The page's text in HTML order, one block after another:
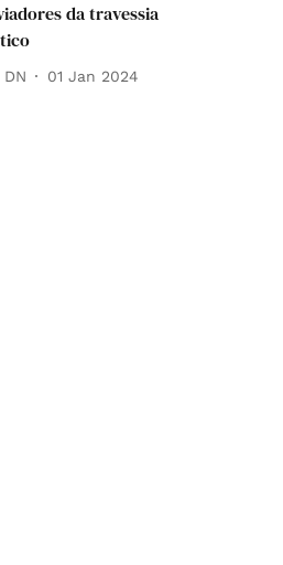
da travessia
01 Jan 2024